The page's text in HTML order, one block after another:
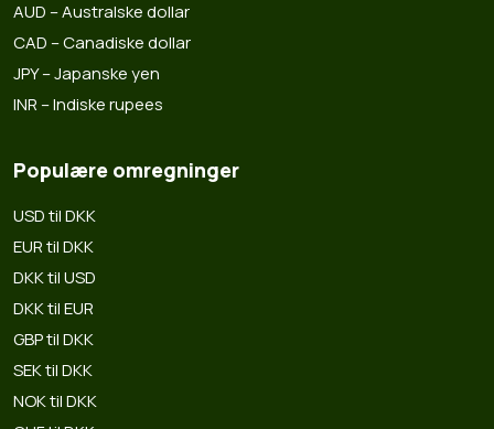
AUD – Australske dollar
CAD – Canadiske dollar
JPY – Japanske yen
INR – Indiske rupees
Populære omregninger
USD til DKK
EUR til DKK
DKK til USD
DKK til EUR
GBP til DKK
SEK til DKK
NOK til DKK